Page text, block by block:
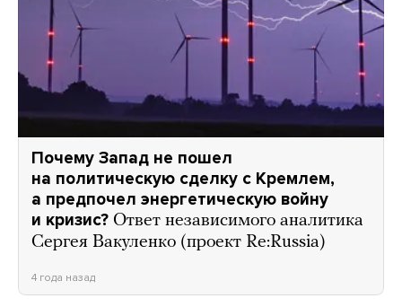
Почему Запад не пошел
на политическую сделку с Кремлем,
а предпочел энергетическую войну
и кризис? Ответ независимого аналитика
Сергея Вакуленко (проект Re:Russia)
4 года назад